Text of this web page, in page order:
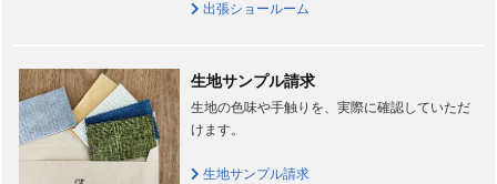
出張ショールーム
生地サンプル請求
生地の色味や手触りを、実際に確認していただ
けます。
生地サンプル請求